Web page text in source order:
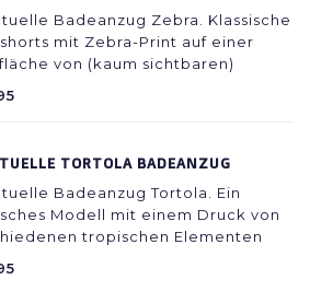
Badeanzug Zebra. Klassische
mit Zebra-Print auf einer
von (kaum sichtbaren)
TORTOLA BADEANZUG
Badeanzug Tortola. Ein
Modell mit einem Druck von
tropischen Elementen